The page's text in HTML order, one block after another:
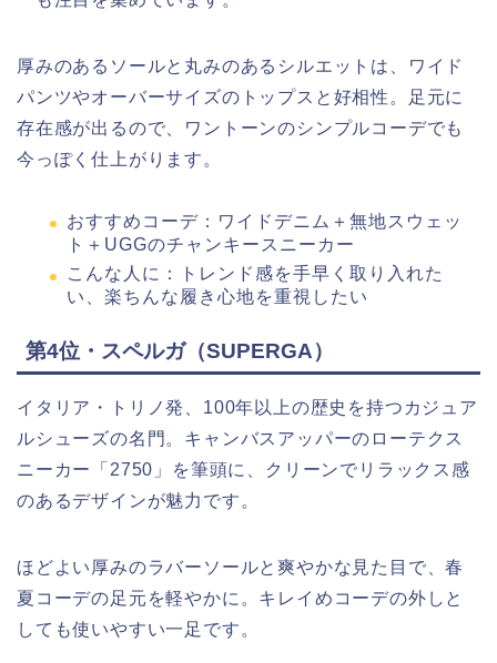
厚みのあるソールと丸みのあるシルエットは、ワイド
パンツやオーバーサイズのトップスと好相性。足元に
存在感が出るので、ワントーンのシンプルコーデでも
今っぽく仕上がります。
おすすめコーデ：ワイドデニム＋無地スウェッ
ト＋UGGのチャンキースニーカー
こんな人に：トレンド感を手早く取り入れた
い、楽ちんな履き心地を重視したい
第4位・スペルガ（SUPERGA）
イタリア・トリノ発、100年以上の歴史を持つカジュア
ルシューズの名門。キャンバスアッパーのローテクス
ニーカー「2750」を筆頭に、クリーンでリラックス感
のあるデザインが魅力です。
ほどよい厚みのラバーソールと爽やかな見た目で、春
夏コーデの足元を軽やかに。キレイめコーデの外しと
しても使いやすい一足です。